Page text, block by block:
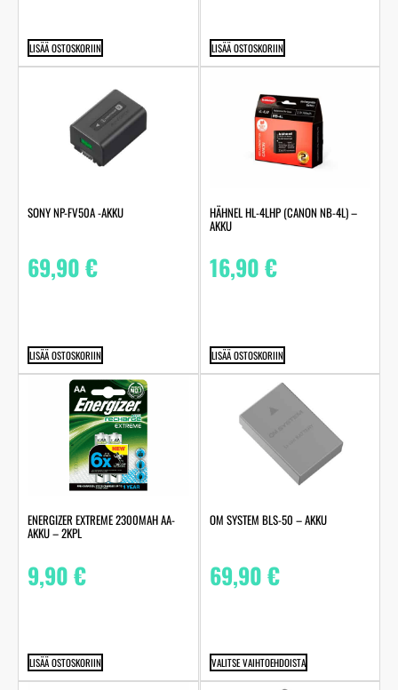
LISÄÄ OSTOSKORIIN LISÄÄ OSTOSKORIIN
SONY NP-FV50A -AKKU
69,90€
LISÄÄ OSTOSKORIIN
HÄHNEL HL-4LHP (CANON NB-4L) –
AKKU
16,90€
LISÄÄ OSTOSKORIIN
ENERGIZER EXTREME 2300MAH AA-
AKKU – 2KPL
9,90€
LISÄÄ OSTOSKORIIN
OM SYSTEM BLS-50 – AKKU
69,90€
VALITSE VAIHTOEHDOISTA